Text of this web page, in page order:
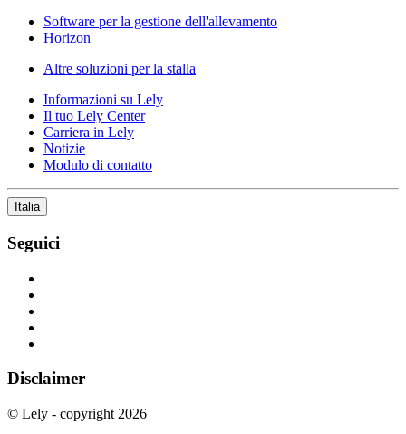
Software per la gestione dell'allevamento
Horizon
Altre soluzioni per la stalla
Informazioni su Lely
Il tuo Lely Center
Carriera in Lely
Notizie
Modulo di contatto
Italia
Seguici
Disclaimer
© Lely - copyright 2026